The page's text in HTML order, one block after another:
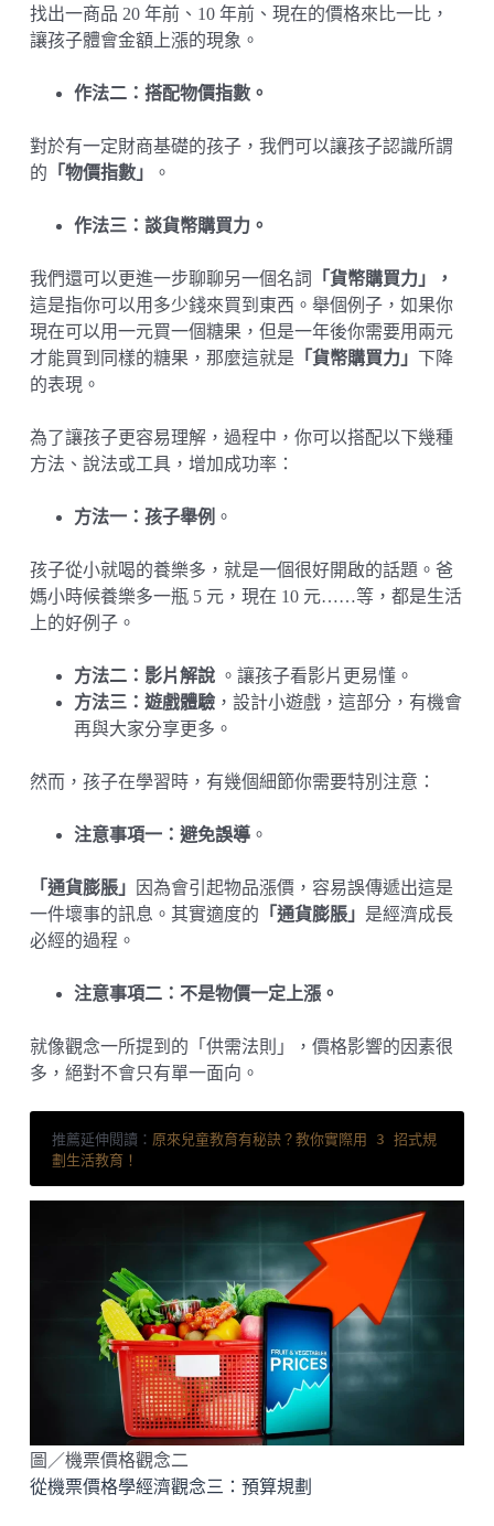
找出一商品 20 年前、10 年前、現在的價格來比一比，
讓孩子體會金額上漲的現象。
作法二：搭配物價指數。
對於有一定財商基礎的孩子，我們可以讓孩子認識所謂
的 「物價指數」 。
作法三：談貨幣購買力。
我們還可以更進一步聊聊另一個名詞
「貨幣購買力」，
這是指你可以用多少錢來買到東西。舉個例子，如果你
現在可以用一元買一個糖果，但是一年後你需要用兩元
才能買到同樣的糖果，那麼這就是 「貨幣購買力」
下降
的表現。
為了讓孩子更容易理解，過程中，你可以搭配以下幾種
方法、說法或工具，增加成功率：
方法一：孩子舉例 。
孩子從小就喝的養樂多，就是一個很好開啟的話題。爸
媽小時候養樂多一瓶 5 元，現在 10 元……等，都是生活
上的好例子。
方法二：影片解說。讓孩子看影片更易懂。
方法三：遊戲體驗，設計小遊戲，這部分，有機會
再與大家分享更多。
然而，孩子在學習時，有幾個細節你需要特別注意：
注意事項一：避免誤導。
「通貨膨脹」
因為會引起物品漲價，容易誤傳遞出這是
一件壞事的訊息。其實適度的 「通貨膨脹」 是經濟成長
必經的過程。
注意事項二：不是物價一定上漲。
就像觀念一所提到的「供需法則」，價格影響的因素很
多，絕對不會只有單一面向。
推薦延伸閱讀： 原來兒童教育有秘訣？教你實際用 3 招式規
劃生活教育！
圖／機票價格觀念二
從機票價格學經濟觀念三：預算規劃